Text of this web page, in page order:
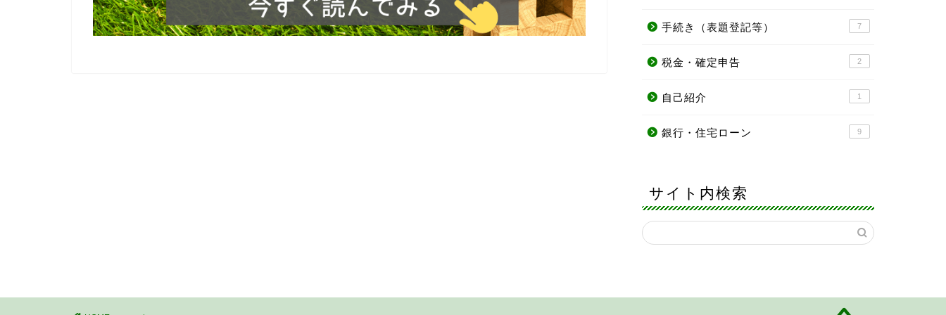
手続き（表題登記等） 7
税金・確定申告 2
自己紹介 1
銀行・住宅ローン 9
サイト内検索